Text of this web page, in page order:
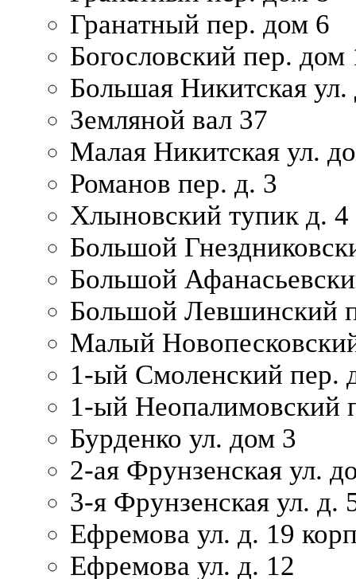
Гранатный пер. дом 6
Богословский пер.
Большая Никитская
Земляной вал 37
Малая Никитская ул.
Романов пер. д. 3
Хлыновский тупик д. 4
Большой
Большой
Большой Левшинский
Малый
1-ый Смоленский пер.
1-ый Неопалимовский
Бурденко ул. дом 3
2-ая Фрунзенская ул.
3-я Фрунзенская ул. д.
Ефремова ул. д. 19
Ефремова ул. д. 12